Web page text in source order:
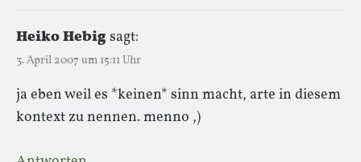
Heiko Hebigsagt:
3. April 2007 um 15:11 Uhr
ja eben weil es *keinen* sinn macht, arte in diesem
kontext zu nennen. menno ,)